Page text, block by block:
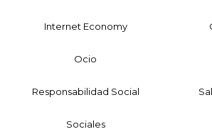
Internet Economy
Ocio
Responsabilidad Social
Sociales